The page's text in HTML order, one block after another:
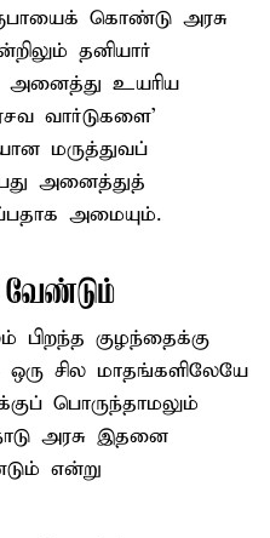
கொண்டு அரசு
தனியார்
உயரிய
வார்டுகளை'
மருத்துவப்
அனைத்துத்
அமையும்.
பிறந்த குழந்தைக்கு
சில மாதங்களிலேயே
பொருந்தாமலும்
அரசு இதனை
என்று